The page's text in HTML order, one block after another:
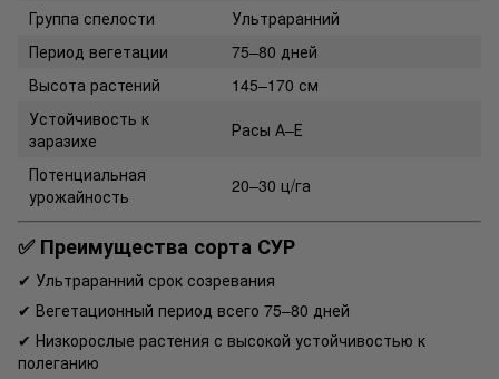
Группа спелости
Ультраранний
Период вегетации
75–80 дней
Высота растений
145–170 см
Устойчивость к
заразихе
Расы А–Е
Потенциальная
урожайность
20–30 ц/га
✅ Преимущества сорта СУР
✔ Ультраранний срок созревания
✔ Вегетационный период всего 75–80 дней
✔ Низкорослые растения с высокой устойчивостью к
полеганию